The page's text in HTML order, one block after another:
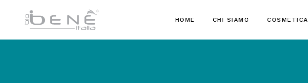
HOME CHI SIAMO COSMETICA